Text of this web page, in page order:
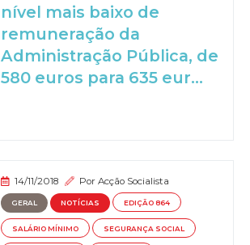
nível mais baixo de
remuneração da
Administração Pública, de
580 euros para 635 eur...
14/11/2018 PorAcção Socialista
GERAL NOTÍCIAS EDIÇÃO 864
SALÁRIO MÍNIMO SEGURANÇA SOCIAL